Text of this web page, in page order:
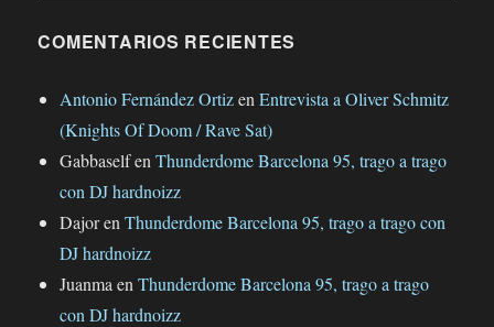
COMENTARIOS RECIENTES
Antonio Fernández OrtizenEntrevista a Oliver Schmitz
(Knights Of Doom / Rave Sat)
GabbaselfenThunderdome Barcelona 95, trago a trago
con DJ hardnoizz
DajorenThunderdome Barcelona 95, trago a trago con
DJ hardnoizz
Juanma enThunderdome Barcelona 95, trago a trago
con DJ hardnoizz